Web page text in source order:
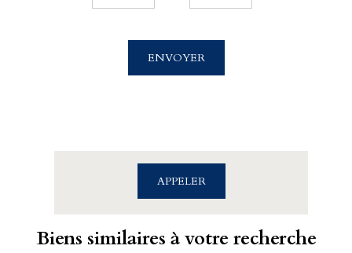
34 bis Rue Gambetta
APPELER
ENVOYER
Biens similaires à votre recherche